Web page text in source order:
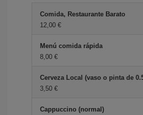
Comida, Restaurante Barato
12,00 €
Menú comida rápida
8,00 €
Cerveza Local (vaso o pinta de
3,50 €
Cappuccino (normal)